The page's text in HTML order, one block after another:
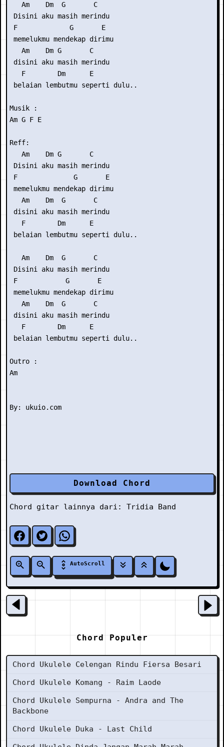
   Am    Dm  G       C
Disini aku masih merindu
F             G       E
memelukmu mendekap dirimu
   Am    Dm G       C
disini aku masih merindu
   F        Dm      E
belaian lembutmu seperti dulu..
Musik :
Am G F E
Reff:
   Am    Dm G       C
Disini aku masih merindu
F              G       E
memelukmu mendekap dirimu
   Am    Dm  G       C
disini aku masih merindu
   F        Dm      E
belaian lembutmu seperti dulu..
   Am    Dm  G       C
Disini aku masih merindu
F            G       E
memelukmu mendekap dirimu
   Am    Dm  G       C
disini aku masih merindu
   F        Dm      E
belaian lembutmu seperti dulu..
Outro :
Am
Download Chord
Chord gitar lainnya dari: Tridia Band
AutoScroll
Chord Populer
Chord Ukulele Celengan Rindu Fiersa Besari
Chord Ukulele Komang - Raim Laode
Chord Ukulele Sempurna - Andra and The
Backbone
Chord Ukulele Duka - Last Child